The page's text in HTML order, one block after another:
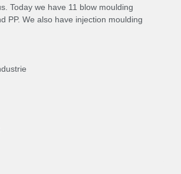
Today we have 11 blow moulding
PP. We also have injection moulding